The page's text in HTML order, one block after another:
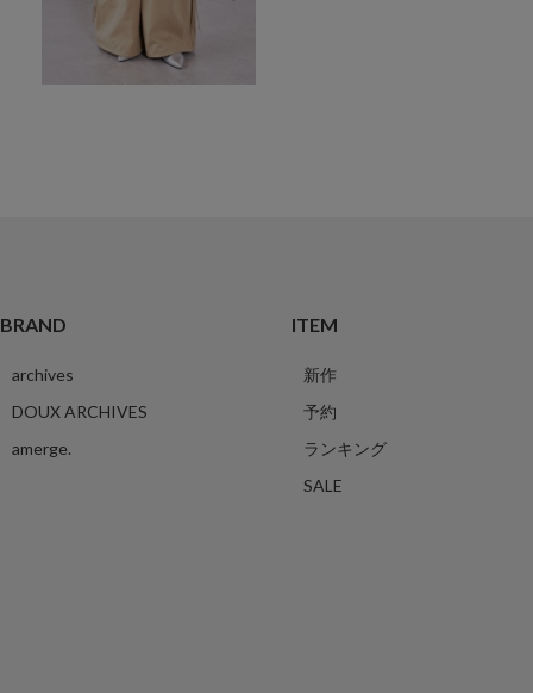
BRAND
archives
DOUX ARCHIVES
amerge.
ITEM
新作
予約
ランキング
SALE